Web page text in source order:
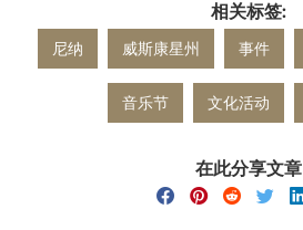
相关标签:
尼纳 威斯康星州 事件
音乐节 文化活动
在此分享文章